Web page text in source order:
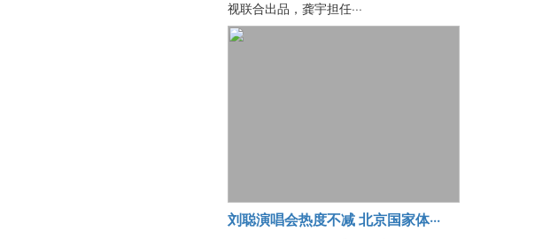
视联合出品，龚宇担任···
刘聪演唱会热度不减 北京国家体···